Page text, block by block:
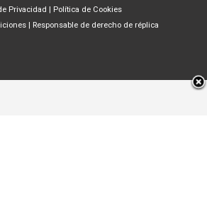
Privacidad | Política de Cookies
| Responsable de derecho de réplica